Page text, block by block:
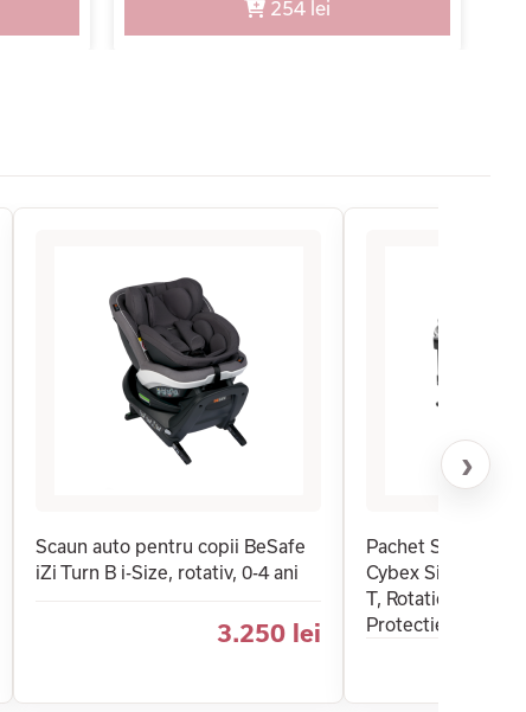
254 lei
Scaun auto pentru copii BeSafe
iZi Turn B i-Size, rotativ, 0-4 ani
3.250 lei
Pachet Scaun
Cybex Sirona T i-
T, Rotatie 360°,
Protectie
›